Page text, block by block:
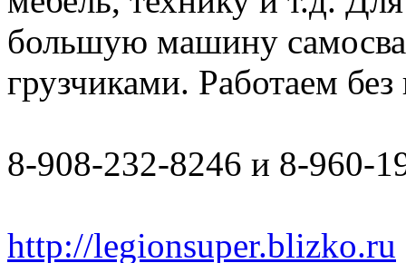
большую машину
грузчиками. Работаем
8-908-232-8246 и 8-960-
http://legionsuper.blizko.ru